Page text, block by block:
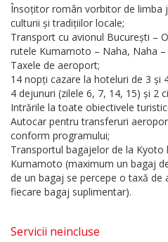
Însoțitor român vorbitor de limba
culturii și tradițiilor locale;
Transport cu avionul București –
rutele Kumamoto – Naha, Naha
Taxele de aeroport;
14 nopți cazare la hoteluri de 3 și
4 dejunuri (zilele 6, 7, 14, 15) și 2
Intrările la toate obiectivele
Autocar pentru transferuri
conform programului;
Transportul bagajelor de la Kyoto
Kumamoto (maximum un bagaj
de un bagaj se percepe o taxă de
fiecare bagaj suplimentar).
Servicii neincluse